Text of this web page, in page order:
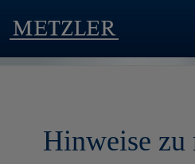
Hinweise zu